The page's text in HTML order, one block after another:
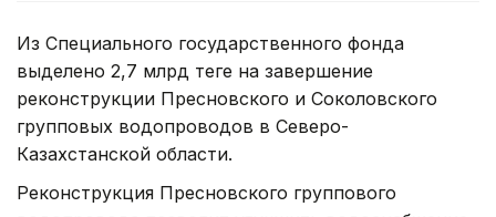
Из Специального государственного фонда
выделено 2,7 млрд теңге на завершение
реконструкции Пресновского и Соколовского
групповых водопроводов в Северо-
Казахстанской области.
Реконструкция Пресновского группового